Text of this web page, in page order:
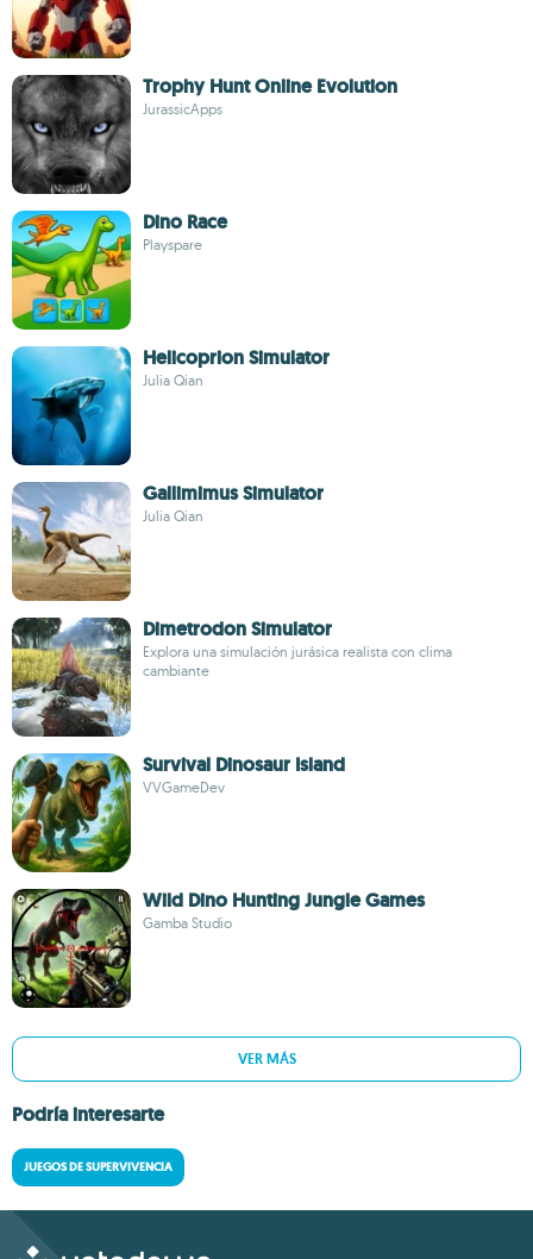
Trophy Hunt Online Evolution
JurassicApps
Dino Race
Playspare
Helicoprion Simulator
Julia Qian
Gallimimus Simulator
Julia Qian
Dimetrodon Simulator
Explora una simulación jurásica realista con clima
cambiante
Survival Dinosaur Island
VVGameDev
Wild Dino Hunting Jungle Games
Gamba Studio
VER MÁS
Podría interesarte
JUEGOS DE SUPERVIVENCIA